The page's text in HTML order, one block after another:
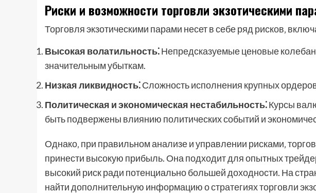
Риски и возможности торговли экзотическими
Торговля экзотическими парами несет в себе ряд рисков‚
Высокая волатильность⁚Непредсказуемые ценовые
значительным убыткам.
Низкая ликвидность⁚Сложность исполнения крупных
Политическая и экономическая нестабильность⁚Курсы
быть подвержены влиянию политических событий и
Однако‚ при правильном анализе и управлении рисками‚
принести высокую прибыль. Она подходит для опытных
высокий риск ради потенциально большей доходности. На
найти дополнительную информацию о стратегиях торговли